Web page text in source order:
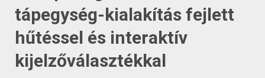
tápegység-kialakítás fejlett
hűtéssel és interaktív
kijelzőválasztékkal